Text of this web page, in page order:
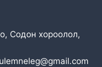
Содон хороолол,